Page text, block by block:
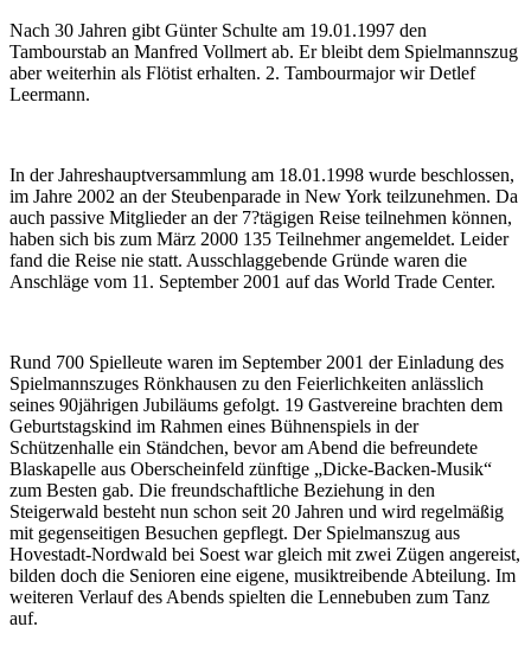
Nach 30 Jahren gibt Günter Schulte am 19.01.1997 den
Tambourstab an Manfred Vollmert ab. Er bleibt dem Spielmannszug
aber weiterhin als Flötist erhalten. 2. Tambourmajor wir Detlef
Leermann.
In der Jahreshauptversammlung am 18.01.1998 wurde beschlossen,
im Jahre 2002 an der Steubenparade in New York teilzunehmen. Da
auch passive Mitglieder an der 7?tägigen Reise teilnehmen können,
haben sich bis zum März 2000 135 Teilnehmer angemeldet. Leider
fand die Reise nie statt. Ausschlaggebende Gründe waren die
Anschläge vom 11. September 2001 auf das World Trade Center.
Rund 700 Spielleute waren im September 2001 der Einladung des
Spielmannszuges Rönkhausen zu den Feierlichkeiten anlässlich
seines 90jährigen Jubiläums gefolgt. 19 Gastvereine brachten dem
Geburtstagskind im Rahmen eines Bühnenspiels in der
Schützenhalle ein Ständchen, bevor am Abend die befreundete
Blaskapelle aus Oberscheinfeld zünftige „Dicke-Backen-Musik“
zum Besten gab. Die freundschaftliche Beziehung in den
Steigerwald besteht nun schon seit 20 Jahren und wird regelmäßig
mit gegenseitigen Besuchen gepflegt. Der Spielmanszug aus
Hovestadt-Nordwald bei Soest war gleich mit zwei Zügen angereist,
bilden doch die Senioren eine eigene, musiktreibende Abteilung. Im
weiteren Verlauf des Abends spielten die Lennebuben zum Tanz
auf.